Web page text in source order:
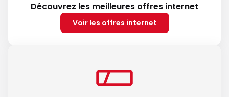
Découvrez les meilleures offres internet
Voir les offres internet